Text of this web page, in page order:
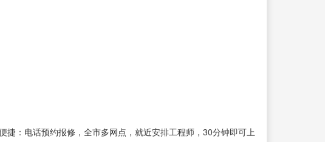
捷：电话预约报修，全市多网点，就近安排工程师，30分钟即可上